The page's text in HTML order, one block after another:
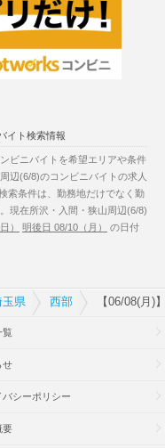
イト検索情報
ビニバイトを希望エリアや条件
辺(6/8)のコンビニバイトの求人
索条件は、勤務地だけでなく勤
現在所沢・入間・狭山周辺(6/8)
） 明後日 08/10（月）
の日付
玉県 西部 【06/08(月)
覧
せ
バシーポリシー
要